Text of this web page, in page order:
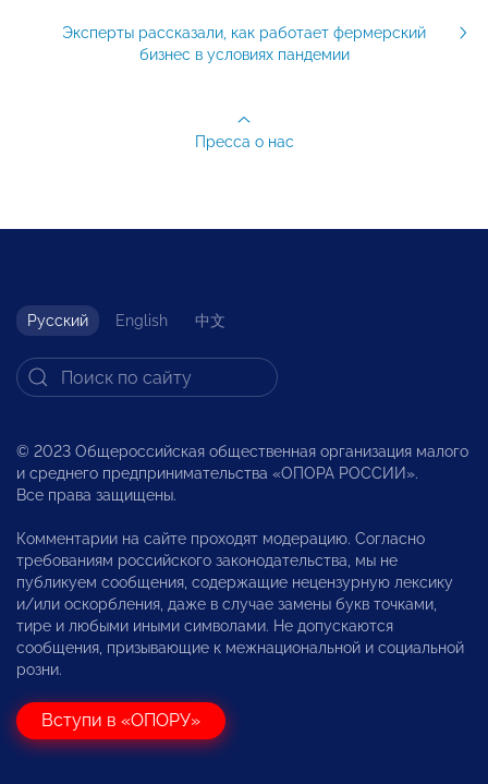
Эксперты рассказали, как работает фермерский
бизнес в условиях пандемии
Пресса о нас
Русский English 中文
© 2023 Общероссийская общественная организация малого
и среднего предпринимательства «ОПОРА РОССИИ».
Все права защищены.
Комментарии на сайте проходят модерацию. Согласно
требованиям российского законодательства, мы не
публикуем сообщения, содержащие нецензурную лексику
и/или оскорбления, даже в случае замены букв точками,
тире и любыми иными символами. Не допускаются
сообщения, призывающие к межнациональной и социальной
розни.
Вступи в «ОПОРУ»